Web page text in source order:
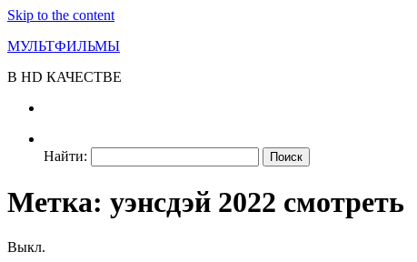
Skip to the content
МУЛЬТФИЛЬМЫ
В HD КАЧЕСТВЕ
Найти:
Метка: уэнсдэй 2022 смотреть
Выкл.